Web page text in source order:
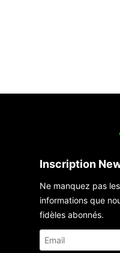
Inscription
Ne manquez pas
informations que
fidèles abonnés.